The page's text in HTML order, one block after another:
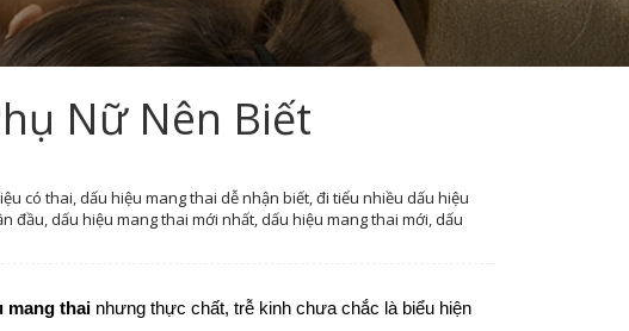
Nữ Nên Biết
có thai,dấu hiệu mang thai dễ nhận biết,đi tiểu nhiều dấu hiệu
đầu,dấu hiệu mang thai mới nhất,dấu hiệu mang thai mới,dấu
mang thai nhưng thực chất, trễ kinh chưa chắc là biểu hiện